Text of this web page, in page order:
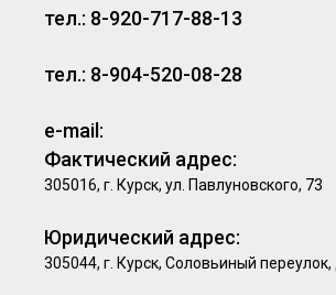
тел.: 8-920-717-88-13
тел.: 8-904-520-08-28
e-mail:
Фактический адрес:
305016, г. Курск, ул. Павлуновского, 73
Юридический адрес:
305044, г. Курск, Соловьиный переулок,